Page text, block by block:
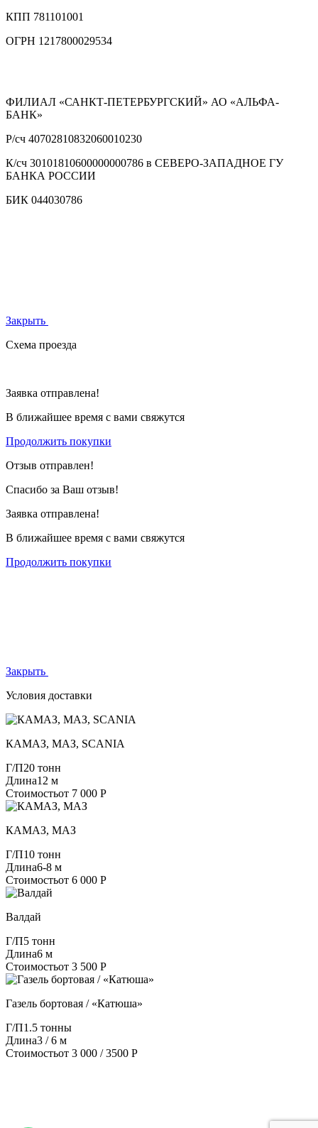
КПП 781101001
ОГРН 1217800029534
ФИЛИАЛ «САНКТ-ПЕТЕРБУРГСКИЙ» АО «АЛЬФА-
БАНК»
Р/сч 40702810832060010230
К/сч 30101810600000000786 в СЕВЕРО-ЗАПАДНОЕ ГУ
БАНКА РОССИИ
БИК 044030786
Закрыть
Схема проезда
Заявка отправлена!
В ближайшее время с вами свяжутся
Продолжить покупки
Отзыв отправлен!
Спасибо за Ваш отзыв!
Заявка отправлена!
В ближайшее время с вами свяжутся
Продолжить покупки
Закрыть
Условия доставки
КАМАЗ, МАЗ, SCANIA
Г/П20 тонн
Длина12 м
Стоимостьот 7 000 Р
КАМАЗ, МАЗ
Г/П10 тонн
Длина6-8 м
Стоимостьот 6 000 Р
Валдай
Г/П5 тонн
Длина6 м
Стоимостьот 3 500 Р
Газель бортовая / «Катюша»
Г/П1.5 тонны
Длина3 / 6 м
Стоимостьот 3 000 / 3500 Р